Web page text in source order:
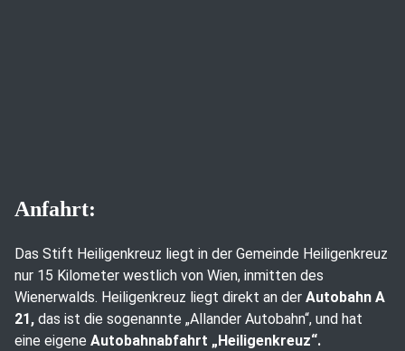
Anfahrt:
Das Stift Heiligenkreuz liegt in der Gemeinde Heiligenkreuz
nur 15 Kilometer westlich von Wien, inmitten des
Wienerwalds. Heiligenkreuz liegt direkt an der Autobahn A
21, das ist die sogenannte „Allander Autobahn“, und hat
eine eigene Autobahnabfahrt „Heiligenkreuz“.